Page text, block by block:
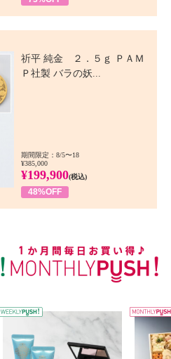
祈平 純金 ２．５ｇ ＰＡＭ
Ｐ社製 バラの妖...
期間限定：8/5〜18
¥385,000
¥199,900(税込)
48%OFF
WEEKLY PUSH